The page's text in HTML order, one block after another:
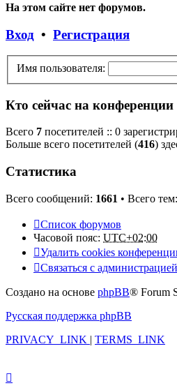
На этом сайте нет форумов.
Вход • Регистрация
Имя пользователя:
Кто сейчас на конференции
Всего 7 посетителей :: 0
Больше всего посетителей (416)
Статистика
Всего сообщений: 1661 • Всего тем:
Список форумов
Часовой пояс: UTC+02:00
Удалить cookies
Связаться с администрацией
Создано на основе phpBB® Forum
Русская поддержка phpBB
PRIVACY_LINK | TERMS_LINK